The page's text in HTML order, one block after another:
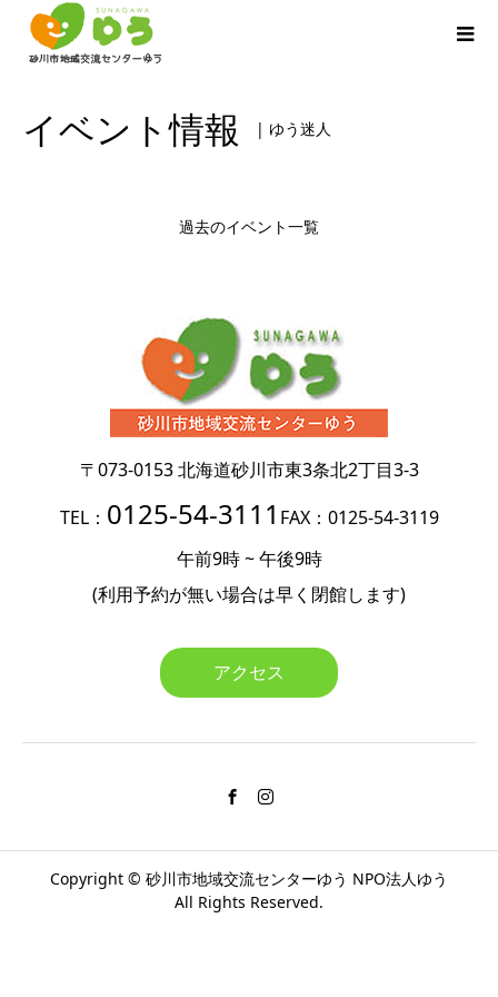
イベント情報 | ゆう迷人
過去のイベント一覧
〒073-0153北海道砂川市東3条北2丁目3-3
TEL： 0125-54-3111 FAX：0125-54-3119
午前9時 ~ 午後9時
(利用予約が無い場合は早く閉館します)
アクセス
Copyright © 砂川市地域交流センターゆう NPO法人ゆう
All Rights Reserved.